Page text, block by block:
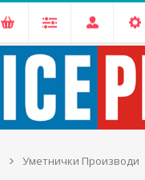
Уметнички Производи